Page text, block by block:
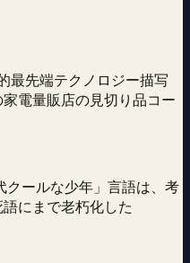
最先端テクノロジー描写
電量販店の見切り品コー
クールな少年」言語は、考
にまで老朽化した